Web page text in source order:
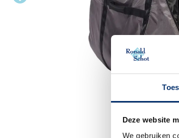
Deze website
We gebruiken